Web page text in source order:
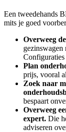
Een tweedehands
mits je goed
Overweeg
Plan
prijs, vooral
Zoek naar
bespaart
Overweeg
expert. Die
adviseren